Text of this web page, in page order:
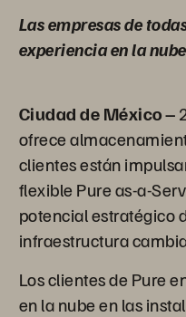
Las empresas de
experiencia en la
Ciudad de México –
ofrece
clientes están
flexible Pure as-a-
potencial estratégico
infraestructura
Los clientes de Pure
en la nube en las